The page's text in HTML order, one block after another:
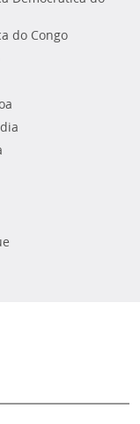
do Congo